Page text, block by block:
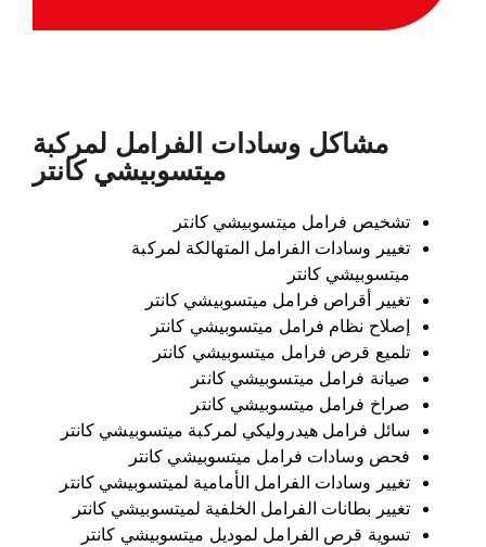
مشاكل وسادات الفرامل لمركبة
ميتسوبيشي كانتر
تشخيص فرامل ميتسوبيشي كانتر
تغيير وسادات الفرامل المتهالكة لمركبة
ميتسوبيشي كانتر
تغيير أقراص فرامل ميتسوبيشي كانتر
إصلاح نظام فرامل ميتسوبيشي كانتر
تلميع قرص فرامل ميتسوبيشي كانتر
صيانة فرامل ميتسوبيشي كانتر
صراخ فرامل ميتسوبيشي كانتر
سائل فرامل هيدروليكي لمركبة ميتسوبيشي كانتر
فحص وسادات فرامل ميتسوبيشي كانتر
تغيير وسادات الفرامل الأمامية لميتسوبيشي كانتر
تغيير بطانات الفرامل الخلفية لميتسوبيشي كانتر
تسوية قرص الفرامل لموديل ميتسوبيشي كانتر